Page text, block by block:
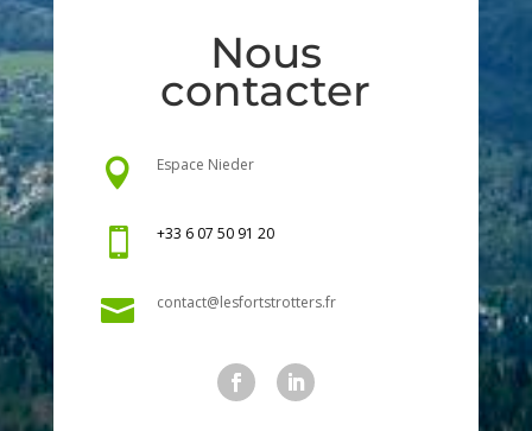
Nous
contacter
 Espace Nieder
 +33 6 07 50 91 20
 contact@lesfortstrotters.fr